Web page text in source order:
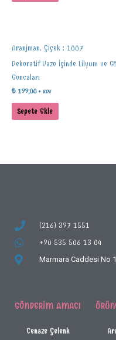
Aranjman, Çiçek : 1007
Dekoratif Vazo İçinde Lilyum ve Gül
Goncaları
₺199,00 + KDV
Sepete Ekle
(216) 397 1551
+90 535 506 13 04
Marmara Caddesi No
GÖNDERIM AMACI
Cenaze Çelenk